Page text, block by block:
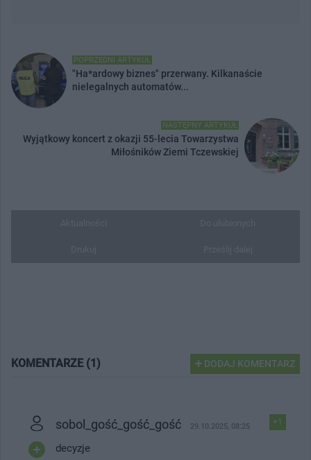
POPRZEDNI ARTYKUŁ
"Ha*ardowy biznes" przerwany. Kilkanaście
nielegalnych automatów...
NASTĘPNY ARTYKUŁ
Wyjątkowy koncert z okazji 55-lecia Towarzystwa
Miłośników Ziemi Tczewskiej
KOMENTARZE (1) DODAJ KOMENTARZ
+1
sobol_gość_gość_gość 29.10.2025, 08:25
decyzje